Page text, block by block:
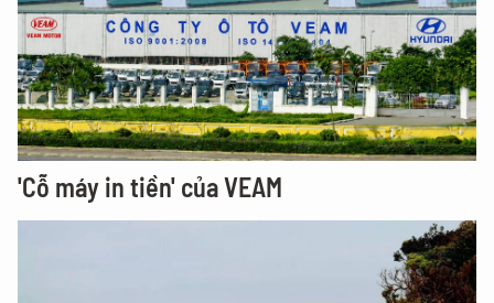
'Cỗ máy in tiền' của VEAM